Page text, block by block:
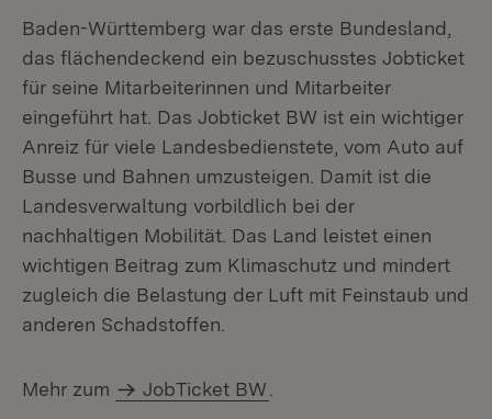
Baden-Württemberg war das erste Bundesland,
das flächendeckend ein bezuschusstes Jobticket
für seine Mitarbeiterinnen und Mitarbeiter
eingeführt hat. Das Jobticket BW ist ein wichtiger
Anreiz für viele Landesbedienstete, vom Auto auf
Busse und Bahnen umzusteigen. Damit ist die
Landesverwaltung vorbildlich bei der
nachhaltigen Mobilität. Das Land leistet einen
wichtigen Beitrag zum Klimaschutz und mindert
zugleich die Belastung der Luft mit Feinstaub und
anderen Schadstoffen.
Mehr zum JobTicket BW